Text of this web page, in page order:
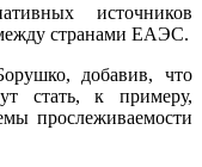
источников
странами ЕАЭС.
добавив, что
стать, к примеру,
прослеживаемости